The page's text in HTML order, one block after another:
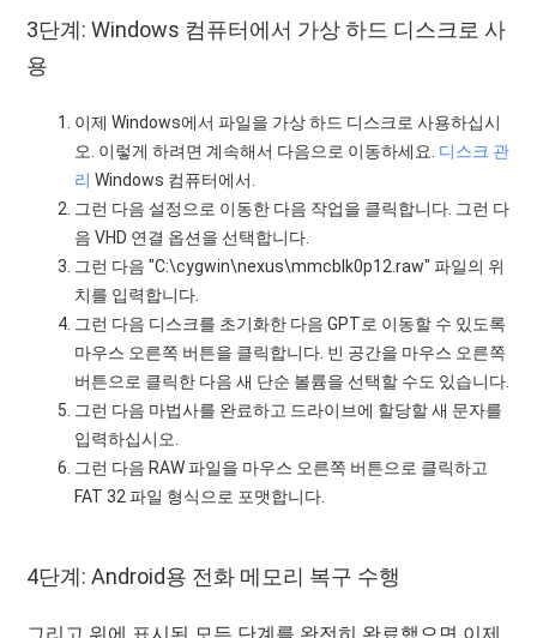
3단계: Windows 컴퓨터에서 가상 하드 디스크로 사
용
이제 Windows에서 파일을 가상 하드 디스크로 사용하십시
오. 이렇게 하려면 계속해서 다음으로 이동하세요. 디스크 관
리 Windows 컴퓨터에서.
그런 다음 설정으로 이동한 다음 작업을 클릭합니다. 그런 다
음 VHD 연결 옵션을 선택합니다.
그런 다음 "C:\cygwin\nexus\mmcblk0p12.raw" 파일의 위
치를 ​​입력합니다.
그런 다음 디스크를 초기화한 다음 GPT로 이동할 수 있도록
마우스 오른쪽 버튼을 클릭합니다. 빈 공간을 마우스 오른쪽
버튼으로 클릭한 다음 새 단순 볼륨을 선택할 수도 있습니다.
그런 다음 마법사를 완료하고 드라이브에 할당할 새 문자를
입력하십시오.
그런 다음 RAW 파일을 마우스 오른쪽 버튼으로 클릭하고
FAT 32 파일 형식으로 포맷합니다.
4단계: Android용 전화 메모리 복구 수행
그리고 위에 표시된 모든 단계를 완전히 완료했으면 이제